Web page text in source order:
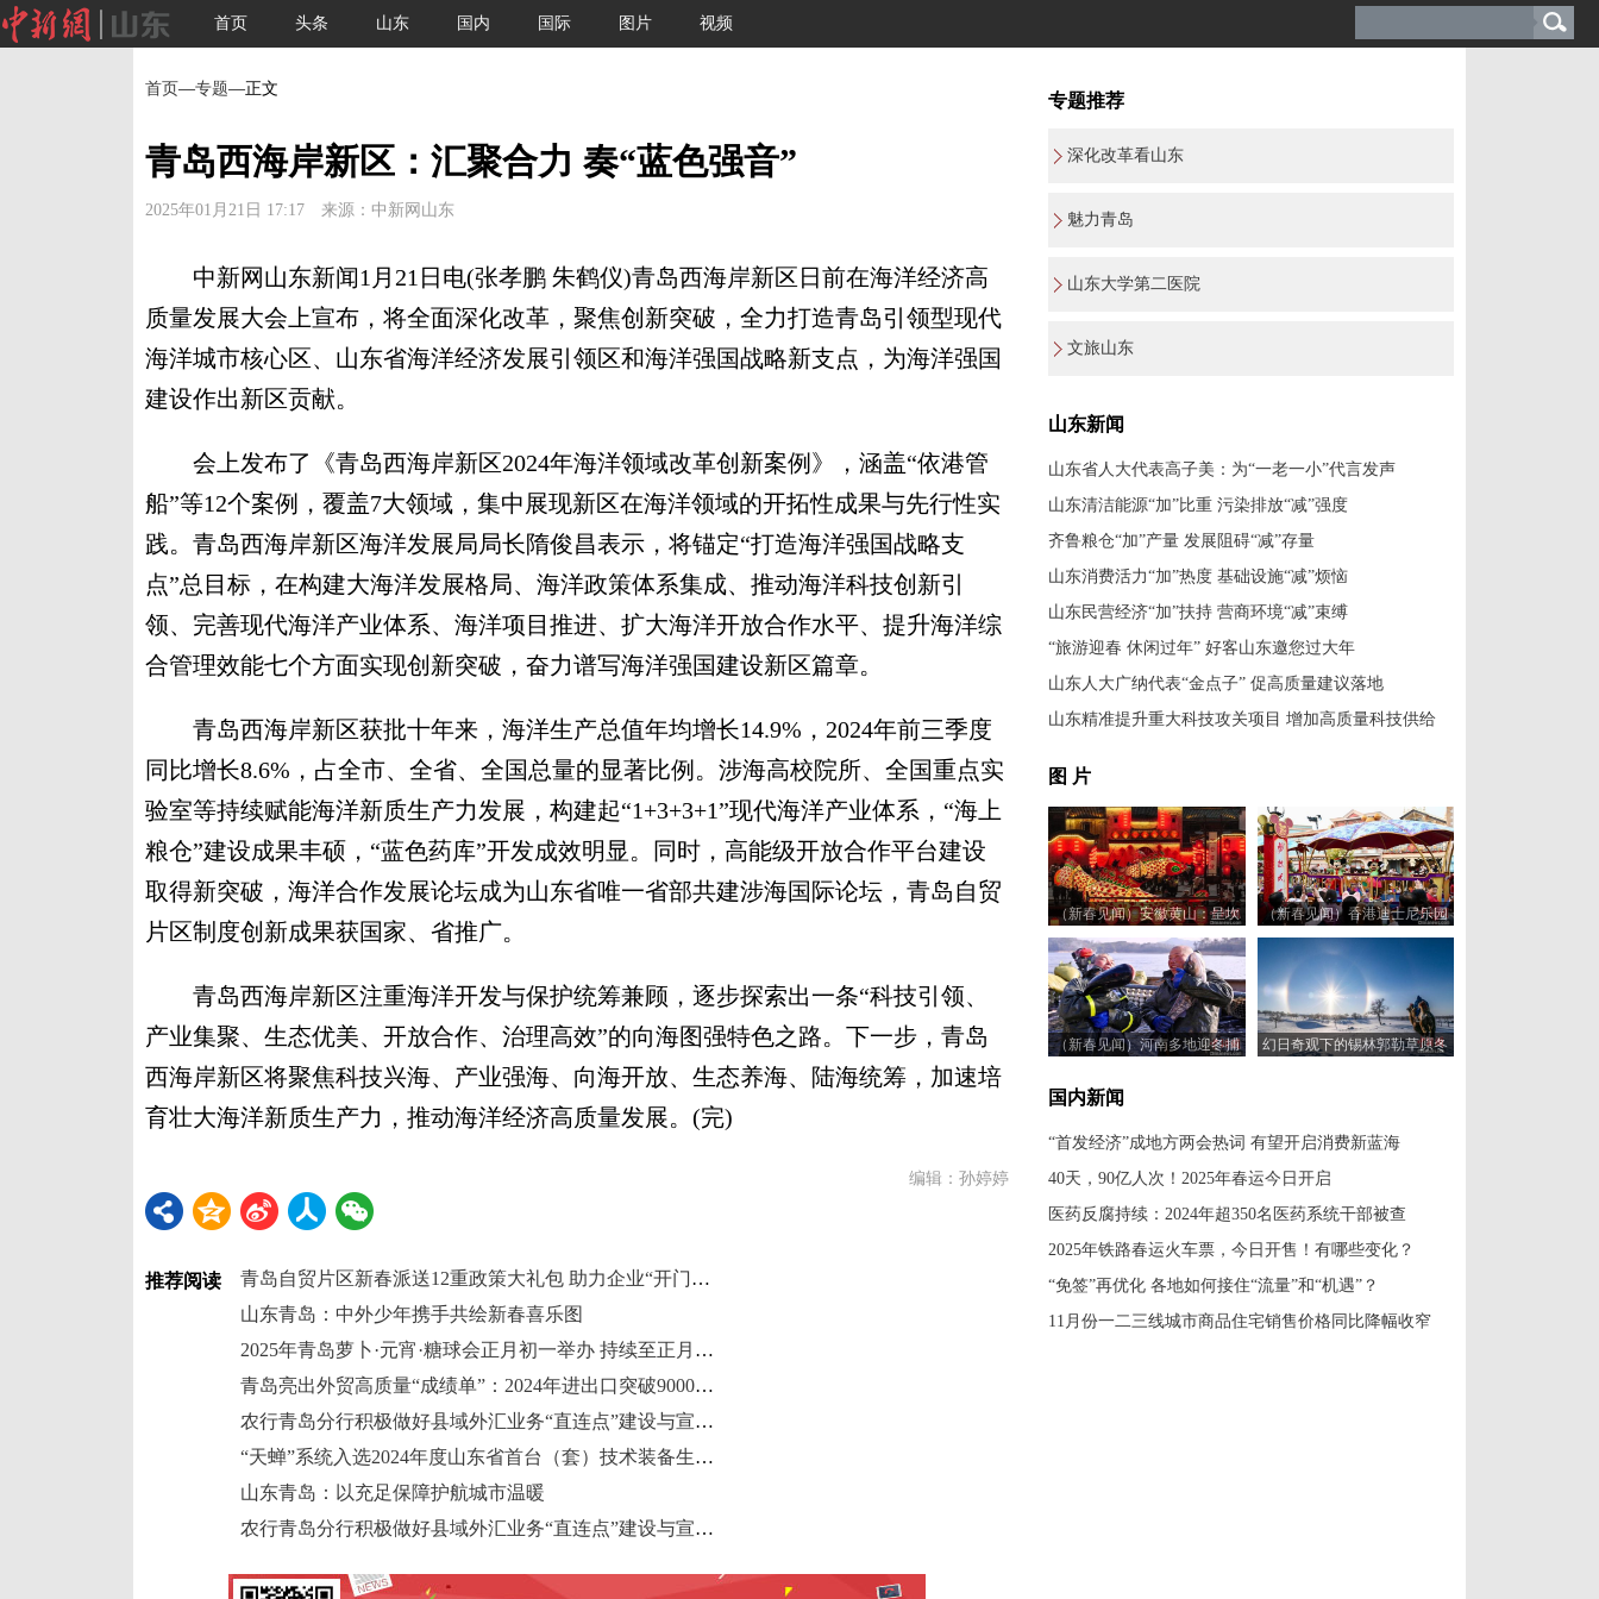
首页 头条 山东 国内 国际 图片 视频
首页—专题—正文
青岛西海岸新区：汇聚合力 奏“蓝色强音”
2025年01月21日 17:17 来源：中新网山东
中新网山东新闻1月21日电(张孝鹏 朱鹤仪)青岛西海岸新区日前在海洋经济高
质量发展大会上宣布，将全面深化改革，聚焦创新突破，全力打造青岛引领型现代
海洋城市核心区、山东省海洋经济发展引领区和海洋强国战略新支点，为海洋强国
建设作出新区贡献。
会上发布了《青岛西海岸新区2024年海洋领域改革创新案例》，涵盖“依港管
船”等12个案例，覆盖7大领域，集中展现新区在海洋领域的开拓性成果与先行性实
践。青岛西海岸新区海洋发展局局长隋俊昌表示，将锚定“打造海洋强国战略支
点”总目标，在构建大海洋发展格局、海洋政策体系集成、推动海洋科技创新引
领、完善现代海洋产业体系、海洋项目推进、扩大海洋开放合作水平、提升海洋综
合管理效能七个方面实现创新突破，奋力谱写海洋强国建设新区篇章。
青岛西海岸新区获批十年来，海洋生产总值年均增长14.9%，2024年前三季度
同比增长8.6%，占全市、全省、全国总量的显著比例。涉海高校院所、全国重点实
验室等持续赋能海洋新质生产力发展，构建起“1+3+3+1”现代海洋产业体系，“海上
粮仓”建设成果丰硕，“蓝色药库”开发成效明显。同时，高能级开放合作平台建设
取得新突破，海洋合作发展论坛成为山东省唯一省部共建涉海国际论坛，青岛自贸
片区制度创新成果获国家、省推广。
青岛西海岸新区注重海洋开发与保护统筹兼顾，逐步探索出一条“科技引领、
产业集聚、生态优美、开放合作、治理高效”的向海图强特色之路。下一步，青岛
西海岸新区将聚焦科技兴海、产业强海、向海开放、生态养海、陆海统筹，加速培
育壮大海洋新质生产力，推动海洋经济高质量发展。(完)
编辑：孙婷婷
推荐阅读
青岛自贸片区新春派送12重政策大礼包 助力企业“开门红”
山东青岛：中外少年携手共绘新春喜乐图
2025年青岛萝卜·元宵·糖球会正月初一举办 持续至正月十六
青岛亮出外贸高质量“成绩单”：2024年进出口突破9000亿元
农行青岛分行积极做好县域外汇业务“直连点”建设与宣传工作
“天蝉”系统入选2024年度山东省首台（套）技术装备生产企业及产品名单
山东青岛：以充足保障护航城市温暖
农行青岛分行积极做好县域外汇业务“直连点”建设与宣传工作
专题推荐
深化改革看山东
魅力青岛
山东大学第二医院
文旅山东
山东新闻
山东省人大代表高子美：为“一老一小”代言发声
山东清洁能源“加”比重 污染排放“减”强度
齐鲁粮仓“加”产量 发展阻碍“减”存量
山东消费活力“加”热度 基础设施“减”烦恼
山东民营经济“加”扶持 营商环境“减”束缚
“旅游迎春 休闲过年” 好客山东邀您过大年
山东人大广纳代表“金点子” 促高质量建议落地
山东精准提升重大科技攻关项目 增加高质量科技供给
图 片
（新春见闻）安徽黄山：呈坎
古村闹鱼灯
（新春见闻）香港迪士尼乐园
举办“奇妙年年” 活动贺新年
（新春见闻）河南多地迎冬捕
幻日奇观下的锡林郭勒草原冬
国内新闻
“首发经济”成地方两会热词 有望开启消费新蓝海
40天，90亿人次！2025年春运今日开启
医药反腐持续：2024年超350名医药系统干部被查
2025年铁路春运火车票，今日开售！有哪些变化？
“免签”再优化 各地如何接住“流量”和“机遇”？
11月份一二三线城市商品住宅销售价格同比降幅收窄